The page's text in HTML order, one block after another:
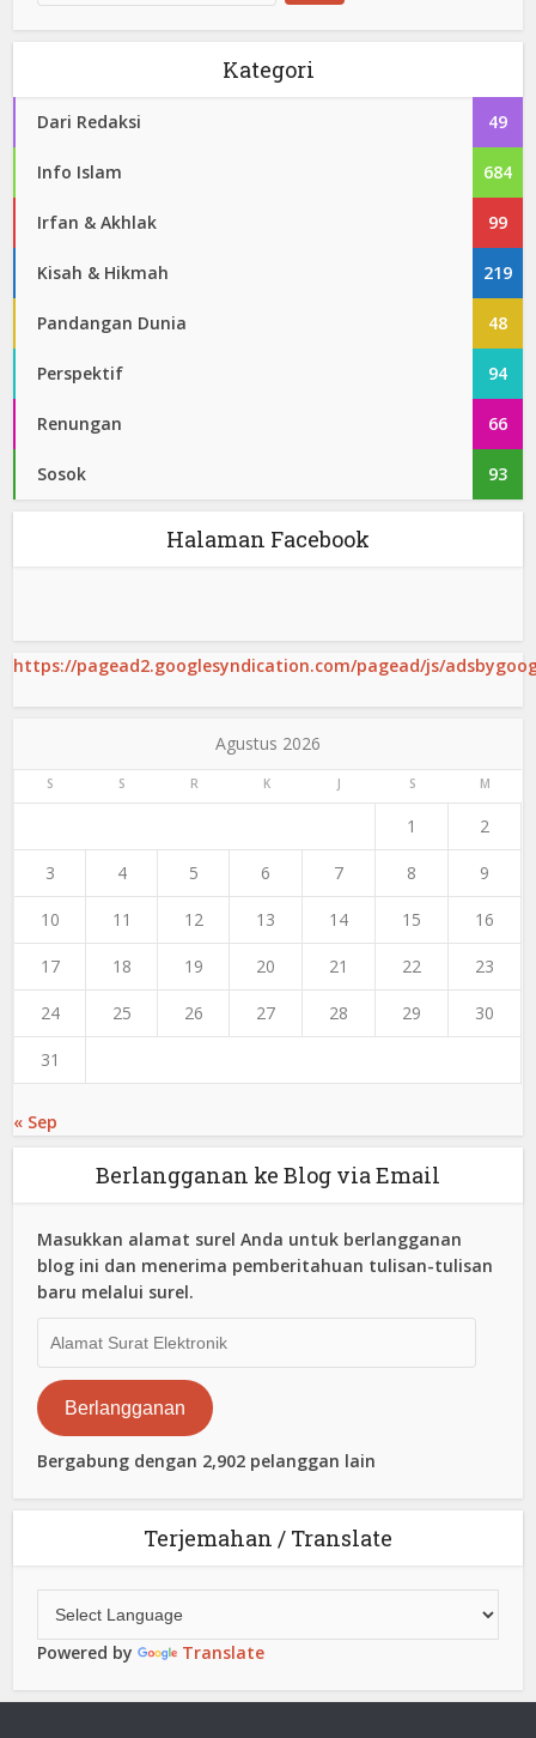
Kategori
Dari Redaksi 49
Info Islam 684
Irfan & Akhlak 99
Kisah & Hikmah 219
Pandangan Dunia 48
Perspektif 94
Renungan 66
Sosok 93
Halaman Facebook
https://pagead2.googlesyndication.com/pagead/js/
Agustus 2026
S S R K J S M
1 2
3 4 5 6 7 8 9
10 11 12 13 14 15 16
17 18 19 20 21 22 23
24 25 26 27 28 29 30
31
« Sep
Berlangganan ke Blog via Email
Masukkan alamat surel Anda untuk berlangganan
blog ini dan menerima pemberitahuan tulisan-tulisan
baru melalui surel.
Surat
Elektronik
Berlangganan
Bergabung dengan 2,902 pelanggan lain
Terjemahan / Translate
Powered by Translate